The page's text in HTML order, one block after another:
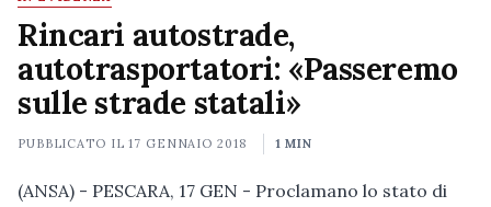
Rincari autostrade,
autotrasportatori: «Passeremo
sulle strade statali»
PUBBLICATO IL17 GENNAIO 2018 1 MIN
(ANSA) - PESCARA, 17 GEN - Proclamano lo stato di